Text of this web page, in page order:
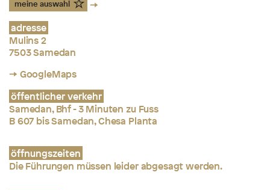
meine auswahl
adresse
Mulins 2
7503 Samedan
→ GoogleMaps
öffentlicher verkehr
Samedan, Bhf - 3 Minuten zu Fuss
B 607 bis Samedan, Chesa Planta
öffnungszeiten
Die Führungen müssen leider abgesagt werden.